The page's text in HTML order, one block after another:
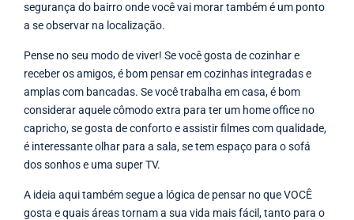
segurança do bairro onde você vai morar também é um ponto
a se observar na localização.
Pense no seu modo de viver! Se você gosta de cozinhar e
receber os amigos, é bom pensar em cozinhas integradas e
amplas com bancadas. Se você trabalha em casa, é bom
considerar aquele cômodo extra para ter um home office no
capricho, se gosta de conforto e assistir filmes com qualidade,
é interessante olhar para a sala, se tem espaço para o sofá
dos sonhos e uma super TV.
A ideia aqui também segue a lógica de pensar no que VOCÊ
gosta e quais áreas tornam a sua vida mais fácil, tanto para o